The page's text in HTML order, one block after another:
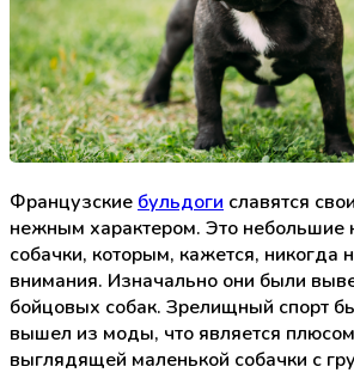
Французские бульдоги славятся
нежным характером. Это небольшие
собачки, которым, кажется, никогда
внимания. Изначально они были
бойцовых собак. Зрелищный спорт
вышел из моды, что является
выглядящей маленькой собачки с